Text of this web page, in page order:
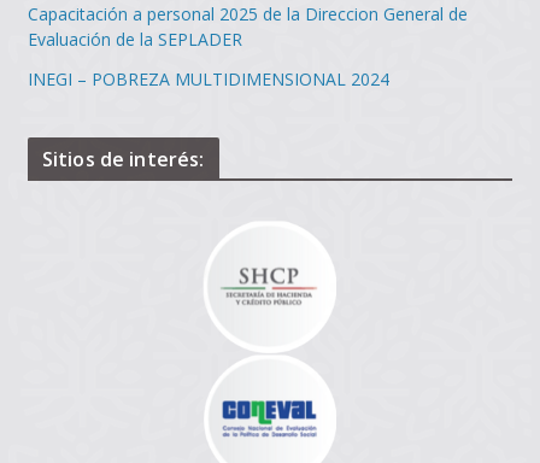
Capacitación a personal 2025 de la Direccion General de
Evaluación de la SEPLADER
INEGI – POBREZA MULTIDIMENSIONAL 2024
Sitios de interés: